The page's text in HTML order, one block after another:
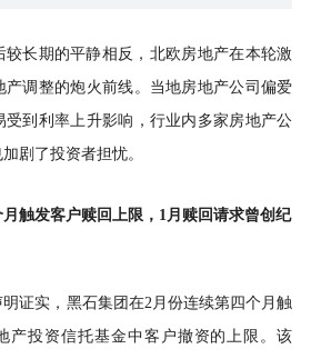
较长期的平静相反，北欧房地产在本轮激
产调整的炮火前线。当地房地产公司偏爱
受到利率上升影响，行业内多家房地产公
剧了投资者担忧。
触发客户赎回上限，1月赎回请求曾创纪
证实，黑石集团在2月份连续第四个月触
产投资信托基金中客户撤资的上限。该